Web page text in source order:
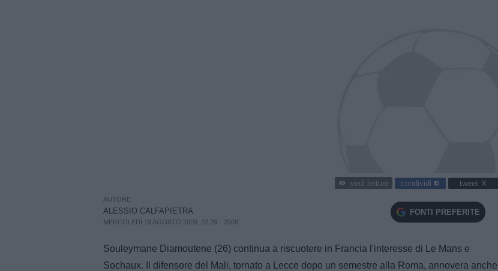
vedi letture condividi tweet
AUTORE
ALESSIO CALFAPIETRA
MERCOLEDÌ 19 AGOSTO 2009, 22:29 2009
FONTI PREFERITE
Souleymane Diamoutene (26) continua a riscuotere in Francia l'interesse di Le Mans e
Sochaux. Il difensore del Mali, tornato a Lecce dopo un semestre alla Roma, annovera anche